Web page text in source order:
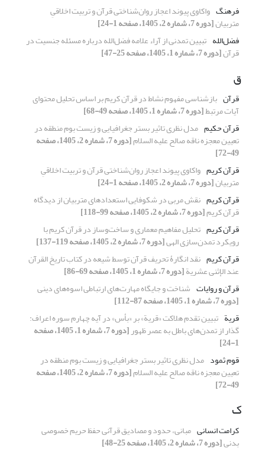
فرهنگ واکاوی پیوند اعجاز روان‌شناختی قرآن و تربیت اخلاقیِ
متربیان[دوره 7، شماره 2، 1405، صفحه 1-24]
فضل‌الله تبیین تمدنی از آراء علامه فضل‌الله درباره مسئله جنسیت در
قرآن[دوره 7، شماره 1، 1405، صفحه 25-47]
ق
قرآن بازشناسی مفهوم نشاط در قرآن کریم بر اساس تحلیل محتوای
آیات مرتبط[دوره 7، شماره 1، 1405، صفحه 49-68]
قرآن حکیم مدل نظری تاثیر بستر جغرافیایی و زیست بوم منطقه در
تعیین معجزه ناقه صالح علیه السلام [دوره 7، شماره 2، 1405، صفحه
49-72]
قرآن کریم واکاوی پیوند اعجاز روان‌شناختی قرآن و تربیت اخلاقیِ
متربیان[دوره 7، شماره 2، 1405، صفحه 1-24]
قرآن کریم نقش مربی در شکوفایی استعدادهای متربیان از دیدگاه
قرآن کریم[دوره 7، شماره 2، 1405، صفحه 99-118]
قرآن کریم تحلیل مفاهیم معماری و ساخت‌وساز در قرآن کریم با
رویکرد تمدن‌سازی الهی[دوره 7، شماره 2، 1405، صفحه 119-137]
قرآن کریم نقد انگارۀ تحریف قرآن توسط شیعه در کتاب تاریخ القرآن
عند الإثنی عشریة[دوره 7، شماره 1، 1405، صفحه 69-86]
قرآن و روایات شناخت و جایگاه مهارت‌های ارتباطی اسوه‌های دینی
[دوره 7، شماره 1، 1405، صفحه 87-112]
قریة تبیین تقدم هلاکت «قریة» بر «بأس» در آیه چهارم سوره اعراف:
گذار از تمدن‌های باطل به عصر ظهور [دوره 7، شماره 1، 1405، صفحه
1-24]
قوم ثمود مدل نظری تاثیر بستر جغرافیایی و زیست بوم منطقه در
تعیین معجزه ناقه صالح علیه السلام [دوره 7، شماره 2، 1405، صفحه
49-72]
ک
کرامت انسانی مبانی، حدود و مصادیق قرآنی حفظ حریم خصوصی
بدنی[دوره 7، شماره 2، 1405، صفحه 25-48]